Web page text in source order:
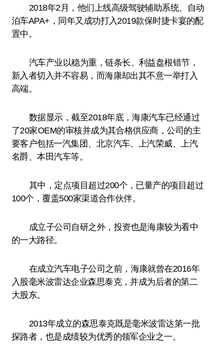
2018年2月，他们上线高级驾驶辅助系统、自动
泊车APA+，同年又成功打入2019款保时捷卡宴的配
置中。
汽车产业以稳为重，链条长、利益盘根错节，
新入者切入并不容易，而海康却出其不意一举打入
高端。
数据显示，截至2018年底，海康汽车已经通过
了20家OEM的审核并成为其合格供应商，公司的主
要客户包括一汽集团、北京汽车、上汽荣威、上汽
名爵、本田汽车等。
其中，定点项目超过200个，已量产的项目超过
100个，覆盖500家渠道合作伙伴。
成立子公司自研之外，投资也是海康较为看中
的一大路径。
在成立汽车电子公司之前，海康就曾在2016年
入股毫米波雷达企业森思泰克，并成为后者的第二
大股东。
2013年成立的森思泰克既是毫米波雷达第一批
探路者，也是成绩较为优秀的领军企业之一。